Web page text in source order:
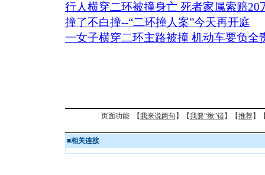
行人横穿二环被撞身亡 死者家属索赔20
撞了不白撞--“二环撞人案”今天再开庭
一女子横穿二环主路被撞 机动车要负全
页面功能 【我来说两句 】【我要“揪”错】【推荐】
■相关连接